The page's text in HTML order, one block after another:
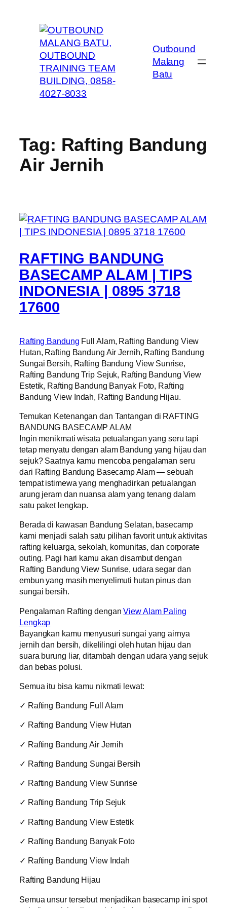
Outbound
Malang
Batu
Tag: Rafting Bandung
Air Jernih
RAFTING BANDUNG
BASECAMP ALAM | TIPS
INDONESIA | 0895 3718
17600
Rafting Bandung Full Alam, Rafting Bandung View
Hutan, Rafting Bandung Air Jernih, Rafting Bandung
Sungai Bersih, Rafting Bandung View Sunrise,
Rafting Bandung Trip Sejuk, Rafting Bandung View
Estetik, Rafting Bandung Banyak Foto, Rafting
Bandung View Indah, Rafting Bandung Hijau.
Temukan Ketenangan dan Tantangan di RAFTING
BANDUNG BASECAMP ALAM
Ingin menikmati wisata petualangan yang seru tapi
tetap menyatu dengan alam Bandung yang hijau dan
sejuk? Saatnya kamu mencoba pengalaman seru
dari Rafting Bandung Basecamp Alam — sebuah
tempat istimewa yang menghadirkan petualangan
arung jeram dan nuansa alam yang tenang dalam
satu paket lengkap.
Berada di kawasan Bandung Selatan, basecamp
kami menjadi salah satu pilihan favorit untuk aktivitas
rafting keluarga, sekolah, komunitas, dan corporate
outing. Pagi hari kamu akan disambut dengan
Rafting Bandung View Sunrise, udara segar dan
embun yang masih menyelimuti hutan pinus dan
sungai bersih.
Pengalaman Rafting denganView Alam Paling
Lengkap
Bayangkan kamu menyusuri sungai yang airnya
jernih dan bersih, dikelilingi oleh hutan hijau dan
suara burung liar, ditambah dengan udara yang sejuk
dan bebas polusi.
Semua itu bisa kamu nikmati lewat:
✓ Rafting Bandung Full Alam
✓ Rafting Bandung View Hutan
✓ Rafting Bandung Air Jernih
✓ Rafting Bandung Sungai Bersih
✓ Rafting Bandung View Sunrise
✓ Rafting Bandung Trip Sejuk
✓ Rafting Bandung View Estetik
✓ Rafting Bandung Banyak Foto
✓ Rafting Bandung View Indah
Rafting Bandung Hijau
Semua unsur tersebut menjadikan basecamp ini spot